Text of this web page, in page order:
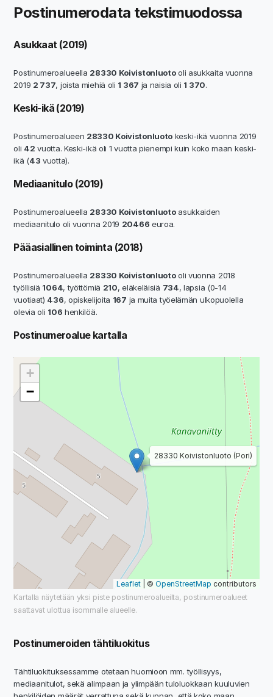
Postinumerodata tekstimuodossa
Asukkaat (2019)
Postinumeroalueella 28330 Koivistonluotooli asukkaita vuonna
2019 2 737, joista miehiä oli 1 367 ja naisia oli 1 370.
Keski-ikä (2019)
Postinumeroalueen 28330 Koivistonluoto keski-ikä vuonna 2019
oli 42 vuotta. Keski-ikä oli 1 vuotta pienempi kuin koko maan keski-
ikä (43 vuotta).
Mediaanitulo (2019)
Postinumeroalueella 28330 Koivistonluotoasukkaiden
mediaanitulo oli vuonna 2019 20466 euroa.
Pääasiallinen toiminta (2018)
Postinumeroalueella 28330 Koivistonluotooli vuonna 2018
työllisiä 1064, työttömiä 210, eläkeläisiä 734, lapsia (0-14
vuotiaat) 436, opiskelijoita 167 ja muita työelämän ulkopuolella
olevia oli 106 henkilöä.
Postinumeroalue kartalla
28330 Koivistonluoto (Pori)
+
−
Leaflet| © OpenStreetMap contributors
Kartalla näytetään yksi piste postinumeroalueilta, postinumeroalueet
saattavat ulottua isommalle alueelle.
Postinumeroiden tähtiluokitus
Tähtiluokituksessamme otetaan huomioon mm. työllisyys,
mediaanitulot, sekä alimpaan ja ylimpään tuloluokkaan kuuluvien